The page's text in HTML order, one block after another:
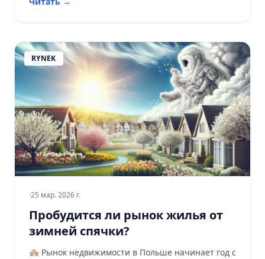
RYNEK
·25 мар. 2026 г.
Пробудится ли рынок жилья от
зимней спячки?
🏘️ Рынок недвижимости в Польше начинает год с